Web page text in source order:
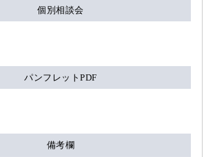
個別相談会
パンフレットPDF
備考欄